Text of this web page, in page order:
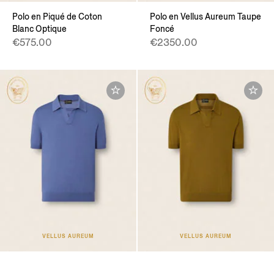
Polo en Piqué de Coton
Blanc Optique
€575.00
Polo en Vellus Aureum Taupe
Foncé
€2350.00
VELLUS AUREUM VELLUS AUREUM